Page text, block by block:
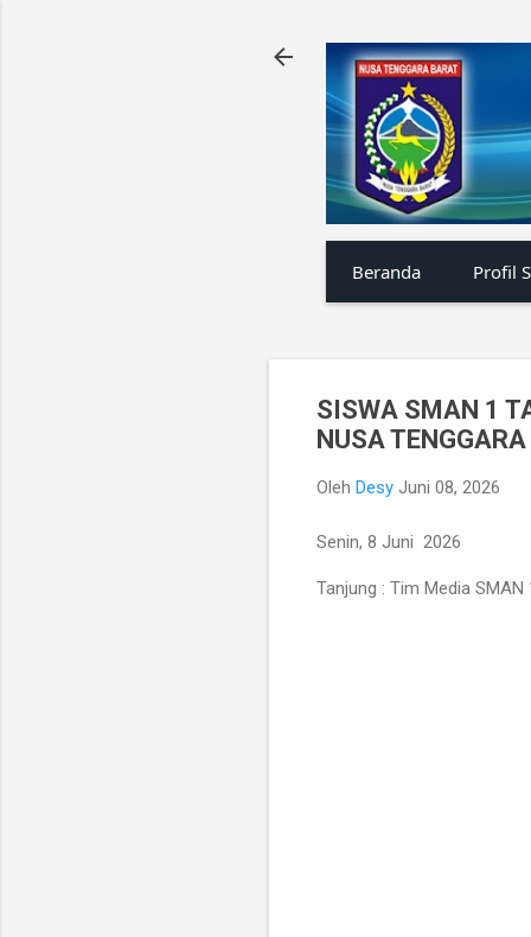
Beranda Profil
SISWA SMAN 1
NUSA
Oleh Desy Juni 08, 2026
Senin, 8 Juni 2026
Tanjung : Tim Media SMAN